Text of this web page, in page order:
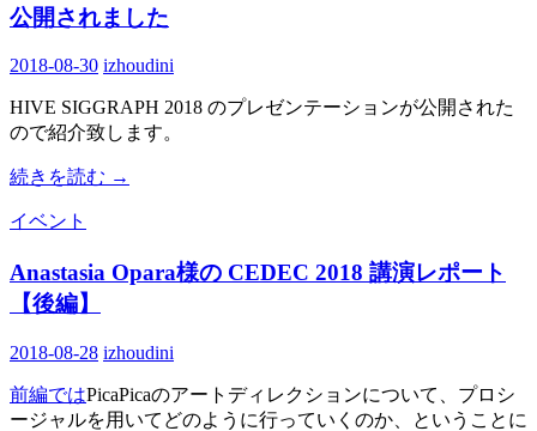
公開されました
2018-08-30 izhoudini
HIVE SIGGRAPH 2018 のプレゼンテーションが公開された
ので紹介致します。
続きを読む →
イベント
Anastasia Opara様の CEDEC 2018 講演レポート
【後編】
2018-08-28 izhoudini
前編ではPicaPicaのアートディレクションについて、プロシ
ージャルを用いてどのように行っていくのか、ということに